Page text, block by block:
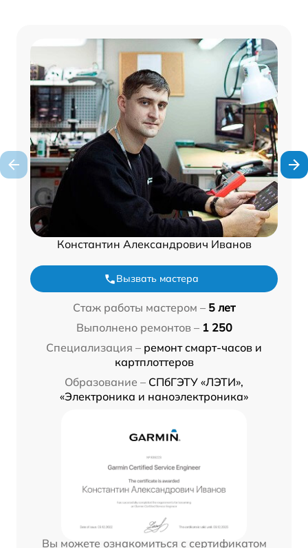
Константин Александрович Иванов
Вызвать мастера
Стаж работы мастером – 5 лет
Выполнено ремонтов – 1 250
Специализация – ремонт смарт-часов и
картплоттеров
Образование – СПбГЭТУ «ЛЭТИ»,
«Электроника и наноэлектроника»
Вы можете ознакомиться с сертификатом